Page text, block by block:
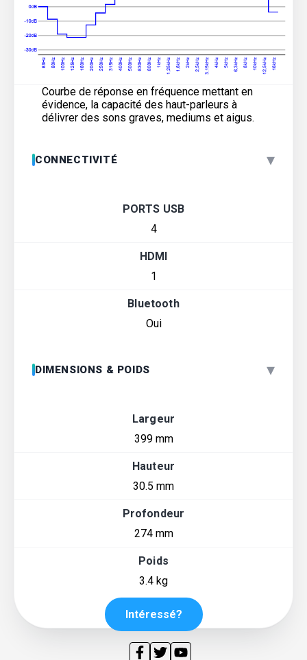
Courbe de réponse en fréquence mettant en
évidence, la capacité des haut-parleurs à
délivrer des sons graves, mediums et aigus.
CONNECTIVITÉ ▾
PORTS USB
4
HDMI
1
Bluetooth
Oui
DIMENSIONS & POIDS ▾
Largeur
399 mm
Hauteur
30.5 mm
Profondeur
274 mm
Poids
3.4 kg
Intéressé?